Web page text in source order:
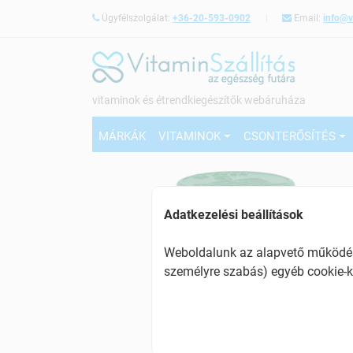
Ügyfélszolgálat: +36-20-593-0902 Email:
vitaminok és étrendkiegészítők webáruháza
MÁRKÁK VITAMINOK CSONTERŐSÍTÉS
Adatkezelési beállítások
Weboldalunk az alapvető
személyre szabás) egyéb